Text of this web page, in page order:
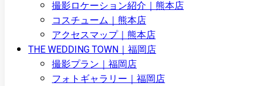
撮影ロケーション紹介｜熊本店
コスチューム｜熊本店
アクセスマップ｜熊本店
THE WEDDING TOWN｜福岡店
撮影プラン｜福岡店
フォトギャラリー｜福岡店